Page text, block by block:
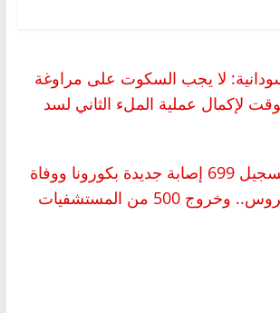
لا يجب السكوت على مراوغة
لإكمال عملية الملء الثاني لسد
أرقام الصحة: تسجيل 699 إصابة جديدة بكورونا ووفاة